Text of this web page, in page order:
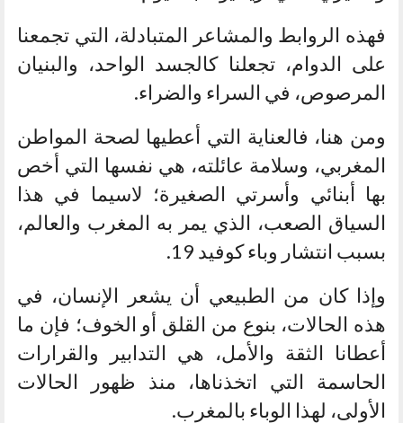
فهذه الروابط والمشاعر المتبادلة، التي تجمعنا
على الدوام، تجعلنا كالجسد الواحد، والبنيان
المرصوص، في السراء والضراء.
ومن هنا، فالعناية التي أعطيها لصحة المواطن
المغربي، وسلامة عائلته، هي نفسها التي أخص
بها أبنائي وأسرتي الصغيرة؛ لاسيما في هذا
السياق الصعب، الذي يمر به المغرب والعالم،
بسبب انتشار وباء كوفيد 19.
وإذا كان من الطبيعي أن يشعر الإنسان، في
هذه الحالات، بنوع من القلق أو الخوف؛ فإن ما
أعطانا الثقة والأمل، هي التدابير والقرارات
الحاسمة التي اتخذناها، منذ ظهور الحالات
الأولى، لهذا الوباء بالمغرب.